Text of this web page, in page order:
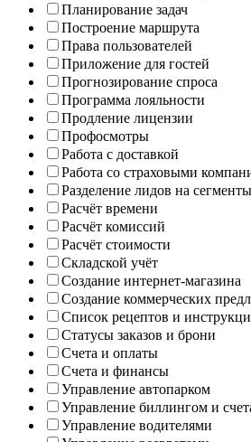
Планирование задач
Построение маршрута
Права пользователей
Приложение для гостей
Прогнозирование спроса
Программа лояльности
Продление лицензии
Профосмотры
Работа с доставкой
Работа со страховыми
Разделение лидов на сегменты
Расчёт времени
Расчёт комиссий
Расчёт стоимости
Складской учёт
Создание интернет-магазина
Создание коммерческих
Список рецептов и
Статусы заказов и брони
Счета и оплаты
Счета и финансы
Управление автопарком
Управление биллингом и
Управление водителями